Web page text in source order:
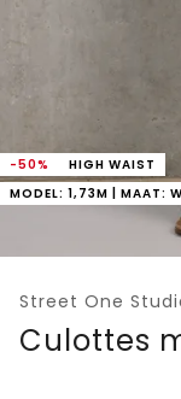
-50%
HIGH WAIST
MODEL: 1,73M | MAAT:
Street One
Culottes